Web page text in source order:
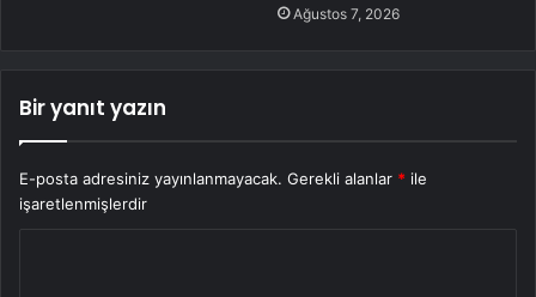
Ağustos 7, 2026
Bir yanıt yazın
E-posta adresiniz yayınlanmayacak. Gerekli alanlar * ile
işaretlenmişlerdir